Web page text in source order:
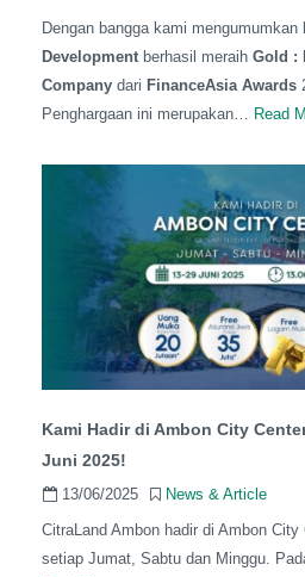
Dengan bangga kami mengumumkan
Developmentberhasil meraih Gold :
Company dari FinanceAsia Awards
Penghargaan ini merupakan… Read
Kami Hadir di Ambon City
Juni 2025!
13/06/2025
News & Article
CitraLand Ambon hadir di Ambon
setiap Jumat, Sabtu dan Minggu.